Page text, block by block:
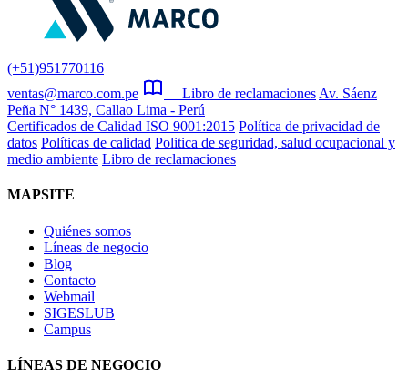
(+51)951770116
ventas@marco.com.pe
Libro de reclamaciones Av. Sáenz
Peña N° 1439, Callao Lima - Perú
Certificados de Calidad ISO 9001:2015 Política de privacidad de
datos Políticas de calidad Politica de seguridad, salud ocupacional y
medio ambiente Libro de reclamaciones
MAPSITE
Quiénes somos
Líneas de negocio
Blog
Contacto
Webmail
SIGESLUB
Campus
LÍNEAS DE NEGOCIO